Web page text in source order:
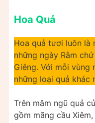
Hoa Quả
Hoa quả tươi luôn là
những ngày Rằm
Giêng. Với mỗi vùng
những loại quả khác
Trên mâm ngũ quả
gồm mãng cầu